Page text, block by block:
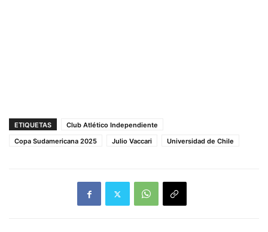
ETIQUETAS
Club Atlético Independiente
Copa Sudamericana 2025
Julio Vaccari Universidad de Chile